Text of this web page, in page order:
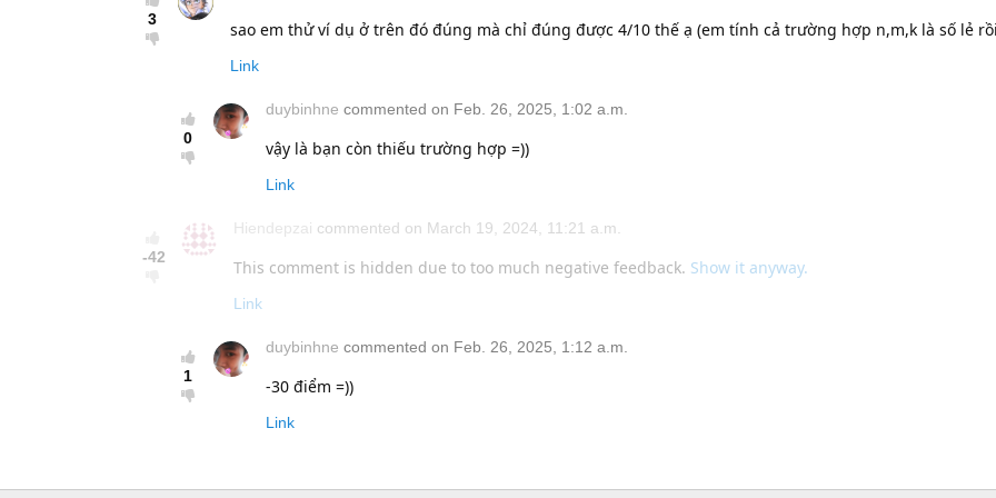
3 sao em thử ví dụ ở trên đó đúng mà chỉ đúng được 4/10 thế ạ (em tính cả trường hợp n,m,k là số lẻ
Link
0
duybinhne commented on Feb. 26, 2025, 1:02 a.m.
vậy là bạn còn thiếu trường hợp =))
Link
-42
Hiendepzai commented on March 19, 2024, 11:21 a.m.
This comment is hidden due to too much negative feedback. Show it anyway.
Link
1
duybinhne commented on Feb. 26, 2025, 1:12 a.m.
-30 điểm =))
Link